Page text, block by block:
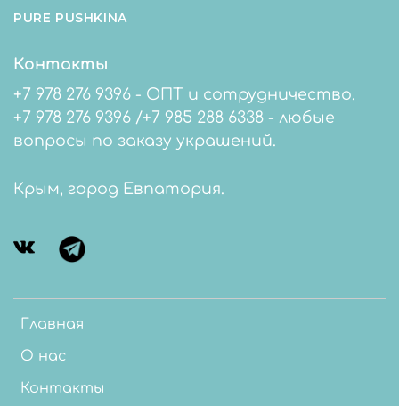
PURE PUSHKINA
Главная
О нас
Контакты
Контакты
+7 978 276 9396 - ОПТ и сотрудничество.
+7 978 276 9396 /+7 985 288 6338 - любые
вопросы по заказу украшений.
Крым, город Евпатория.